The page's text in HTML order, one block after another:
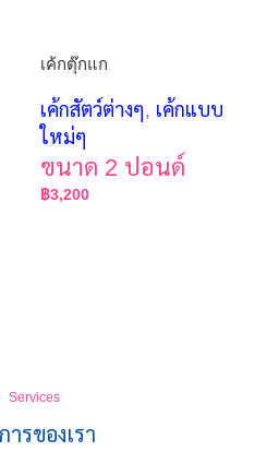
เค้กตุ๊กแก
เค้กสัตว์ต่างๆ, เค้กแบบ
ใหม่ๆ
ขนาด 2 ปอนด์
฿3,200
Services
ารของเรา